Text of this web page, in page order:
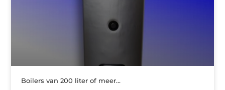
Boilers van 200 liter of meer…